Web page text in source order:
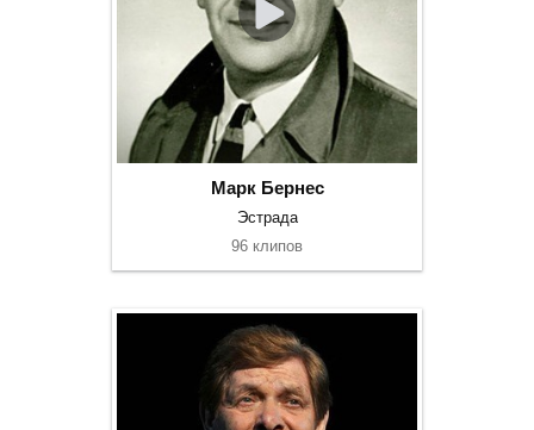
Марк Бернес
Эстрада
96 клипов